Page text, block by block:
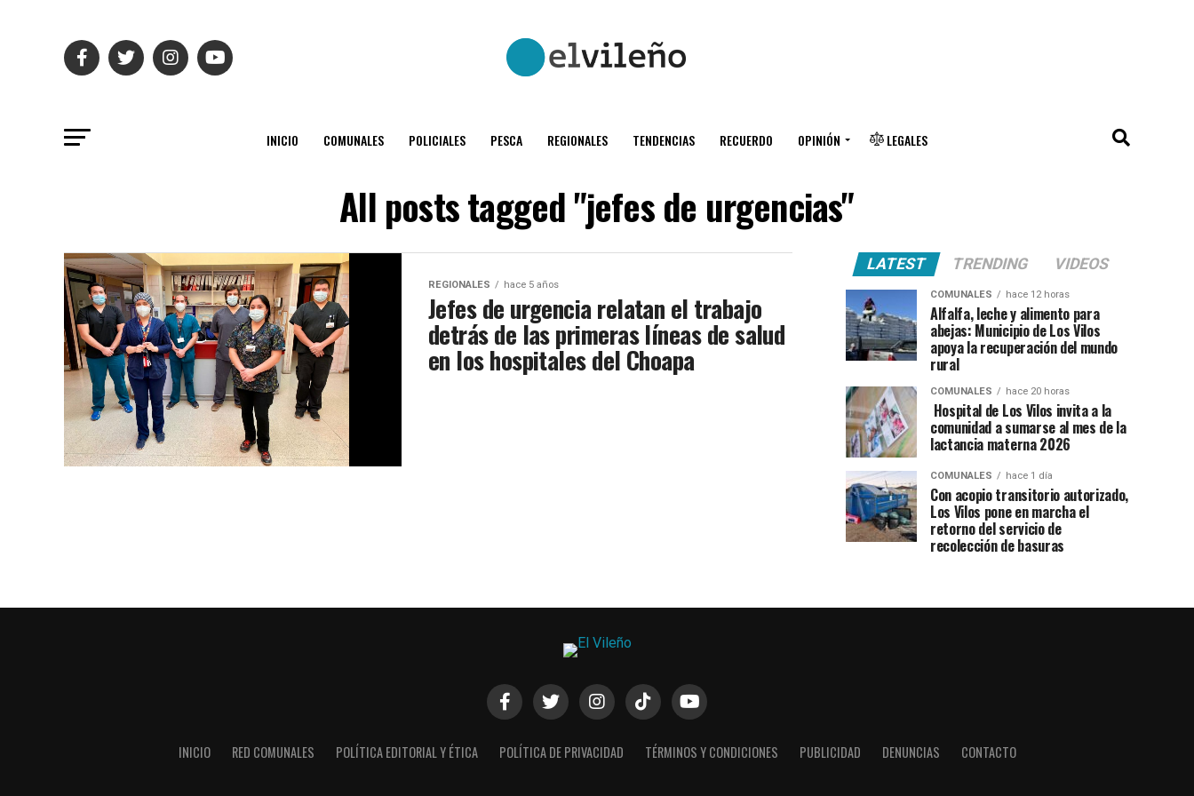
INICIO COMUNALES POLICIALES PESCA REGIONALES TENDENCIAS RECUERDO OPINIÓN LEGALES
All posts tagged "jefes de urgencias"
REGIONALES hace 5 años
Jefes de urgencia relatan el trabajo
detrás de las primeras líneas de salud
en los hospitales del Choapa
LATEST TRENDING VIDEOS
COMUNALES hace 12 horas
Alfalfa, leche y alimento para
abejas: Municipio de Los Vilos
apoya la recuperación del mundo
rural
COMUNALES hace 20 horas
Hospital de Los Vilos invita a la
comunidad a sumarse al mes de la
lactancia materna 2026
COMUNALES hace 1 día
Con acopio transitorio autorizado,
Los Vilos pone en marcha el
retorno del servicio de
recolección de basuras
INICIO RED COMUNALES POLÍTICA EDITORIAL Y ÉTICA POLÍTICA DE PRIVACIDAD TÉRMINOS Y CONDICIONES PUBLICIDAD DENUNCIAS CONTACTO